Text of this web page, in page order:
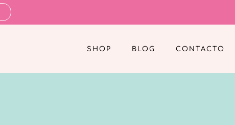
SHOP BLOG CONTACTO